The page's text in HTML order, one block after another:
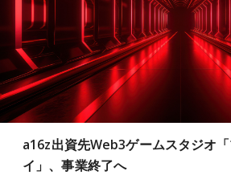
a16z出資先Web3ゲームスタジオ
イ」、事業終了へ